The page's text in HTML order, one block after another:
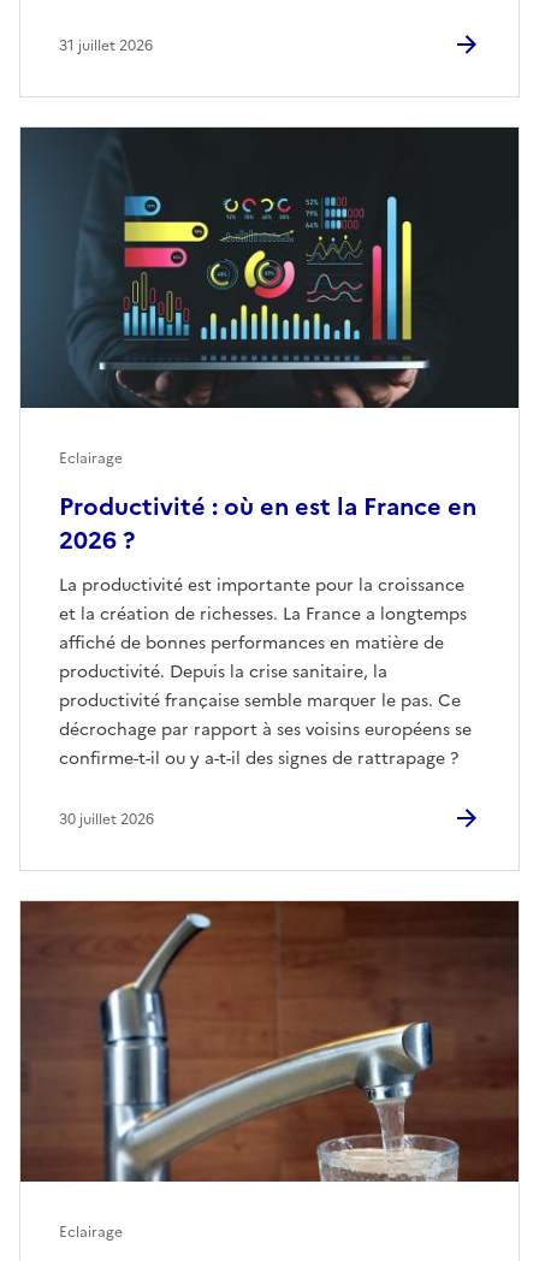
31 juillet 2026
Productivité : où en est la France en
2026 ?
La productivité est importante pour la croissance
et la création de richesses. La France a longtemps
affiché de bonnes performances en matière de
productivité. Depuis la crise sanitaire, la
productivité française semble marquer le pas. Ce
décrochage par rapport à ses voisins européens se
confirme-t-il ou y a-t-il des signes de rattrapage ?
Eclairage
30 juillet 2026
Eclairage